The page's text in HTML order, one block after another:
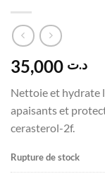
د.ت
Nettoie et hydrate
apaisants et
cerasterol-2f.
Rupture de stock